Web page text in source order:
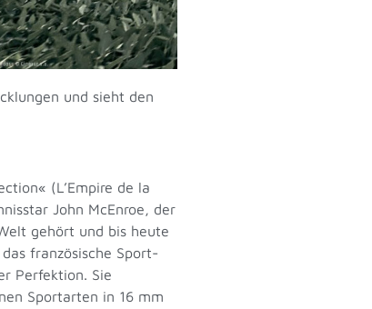
und sieht den
(L’Empire de la
John McEnroe, der
gehört und bis heute
französische Sport-
Perfektion. Sie
Sportarten in 16 mm